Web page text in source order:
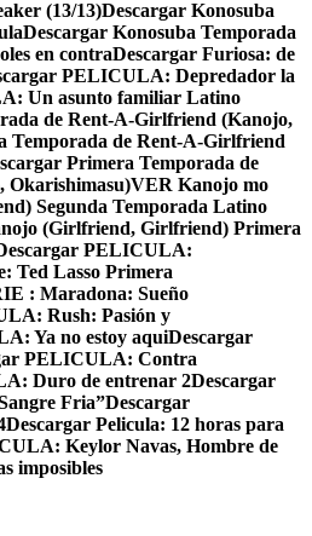
(13/13)Descargar Konosuba
Descargar Konosuba Temporada
en contraDescargar Furiosa: de
PELICULA: Depredador la
Un asunto familiar Latino
de Rent-A-Girlfriend (Kanojo,
Temporada de Rent-A-Girlfriend
Primera Temporada de
Okarishimasu)VER Kanojo mo
Segunda Temporada Latino
(Girlfriend, Girlfriend) Primera
PELICULA:
Ted Lasso Primera
: Maradona: Sueño
Rush: Pasión y
Ya no estoy aquiDescargar
PELICULA: Contra
Duro de entrenar 2Descargar
Fria”Descargar
Descargar Pelicula: 12 horas para
Keylor Navas, Hombre de
imposibles